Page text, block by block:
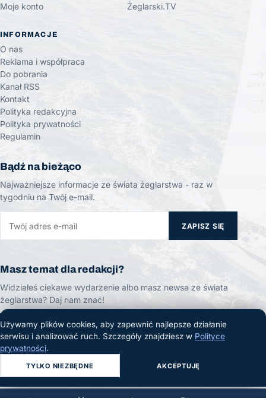
Moje konto
Żeglarski.TV
INFORMACJE
O nas
Reklama i współpraca
Do pobrania
Kanał RSS
Kontakt
Polityka redakcyjna
Polityka prywatności
Regulamin
Bądź na bieżąco
Najważniejsze informacje ze świata żeglarstwa - raz w
tygodniu na Twój e-mail.
ZAPISZ SIĘ
Masz temat dla redakcji?
Widziałeś ciekawe wydarzenie albo masz newsa ze świata
żeglarstwa? Daj nam znać!
ZGŁOŚ TEMAT
© 2026 Żeglarski.info. Wszelkie prawa zastrzeżone.
Używamy plików cookies, aby zapewnić najlepsze działanie
serwisu i analizować ruch. Szczegóły znajdziesz w Polityce
prywatności.
TYLKO NIEZBĘDNE AKCEPTUJĘ